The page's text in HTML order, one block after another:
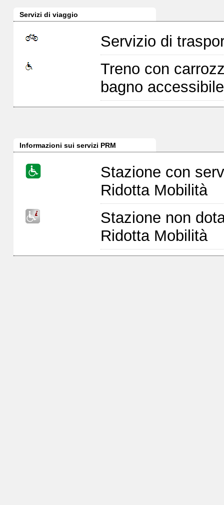
Servizi di viaggio
Servizio di
Treno con
bagno
Informazioni sui servizi PRM
Stazione con
Ridotta Mobilità
Stazione non
Ridotta Mobilità